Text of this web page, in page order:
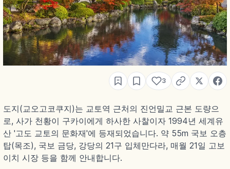
3
도지(교오고코쿠지)는 교토역 근처의 진언밀교 근본 도량으
로, 사가 천황이 구카이에게 하사한 사찰이자 1994년 세계유
산 '고도 교토의 문화재'에 등재되었습니다. 약 55m 국보 오층
탑(목조), 국보 금당, 강당의 21구 입체만다라, 매월 21일 고보
이치 시장 등을 함께 안내합니다.